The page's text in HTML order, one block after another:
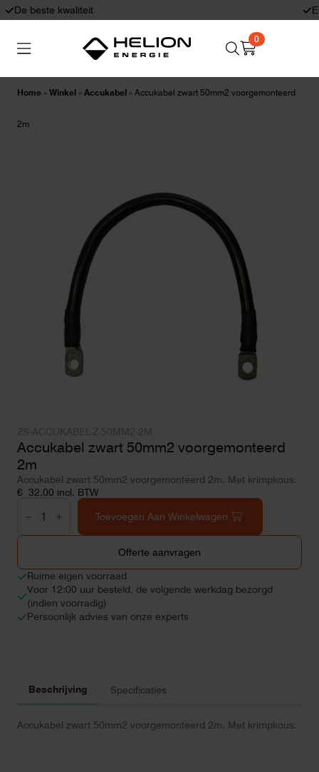
0
Home » Winkel » Accukabel » Accukabel zwart 50mm2 voorgemonteerd
2m
Accukabel zwart 50mm2 voorgemonteerd
2m
Accukabel zwart 50mm2 voorgemonteerd 2m. Met krimpkous.
€ 32,00 incl. BTW
zwart
50mm2
voorgemonteerd
Toevoegen Aan Winkelwagen
Offerte aanvragen
Ruime eigen voorraad
Voor 12:00 uur besteld, de volgende werkdag bezorgd
(indien voorradig)
Persoonlijk advies van onze experts
Beschrijving Specificaties
Accukabel zwart 50mm2 voorgemonteerd 2m. Met krimpkous.
Thuisbatterijen Zonnepanelen